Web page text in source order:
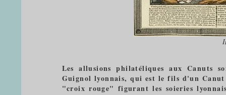
Les allusions philatéliques aux Canuts
Guignol lyonnais, qui est le fils d'un
"croix rouge" figurant les soieries